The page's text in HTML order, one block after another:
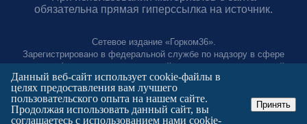
обязательна прямая гиперссылка на источник.
Сетевое издание «Горком36».
Зарегистрировано в федеральной службе по надзору в сфере
связи, информационных технологий и массовых коммуникаций.
Регистрационный номер ЭЛ № ФС77-88966 от 21 января 2025 г.
Учредитель: Муниципальное автономное учреждение "Агентство
городских коммуникаций"
Главный редактор:
Данный веб-сайт использует cookie-файлы в
целях предоставления вам лучшего
пользовательского опыта на нашем сайте.
Продолжая использовать данный сайт, вы
соглашаетесь с использованием нами cookie-
Принять